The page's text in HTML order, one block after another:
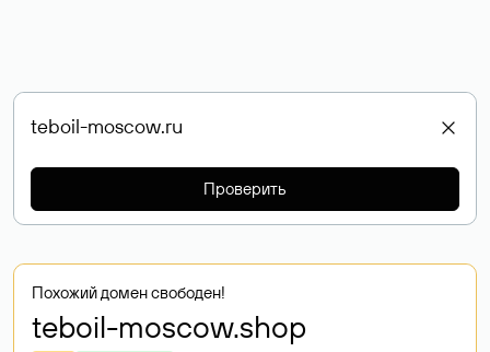
Проверить
Похожий домен свободен!
teboil-moscow.shop